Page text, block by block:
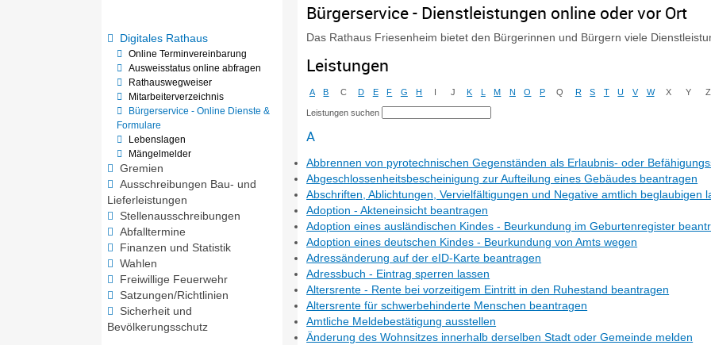
Digitales Rathaus
Online Terminvereinbarung
Ausweisstatus online abfragen
Rathauswegweiser
Mitarbeiterverzeichnis
Bürgerservice - Online Dienste &
Formulare
Lebenslagen
Mängelmelder
Gremien
Ausschreibungen Bau- und
Lieferleistungen
Stellenausschreibungen
Abfalltermine
Finanzen und Statistik
Wahlen
Freiwillige Feuerwehr
Satzungen/Richtlinien
Sicherheit und
Bevölkerungsschutz
Bürgerservice - Dienstleistungen online oder vor Ort
Das Rathaus Friesenheim bietet den Bürgerinnen und Bürgern viele
Leistungen
A B C D E F G H I J K L M N O P Q R S T U V W X Y Z
Leistungen suchen
A
Abbrennen von pyrotechnischen Gegenständen als Erlaubnis- oder
Abgeschlossenheitsbescheinigung zur Aufteilung eines Gebäudes beantragen
Abschriften, Ablichtungen, Vervielfältigungen und Negative amtlich beglaubigen
Adoption - Akteneinsicht beantragen
Adoption eines ausländischen Kindes - Beurkundung im Geburtenregister
Adoption eines deutschen Kindes - Beurkundung von Amts wegen
Adressänderung auf der eID-Karte beantragen
Adressbuch - Eintrag sperren lassen
Altersrente - Rente bei vorzeitigem Eintritt in den Ruhestand beantragen
Altersrente für schwerbehinderte Menschen beantragen
Amtliche Meldebestätigung ausstellen
Änderung des Wohnsitzes innerhalb derselben Stadt oder Gemeinde melden